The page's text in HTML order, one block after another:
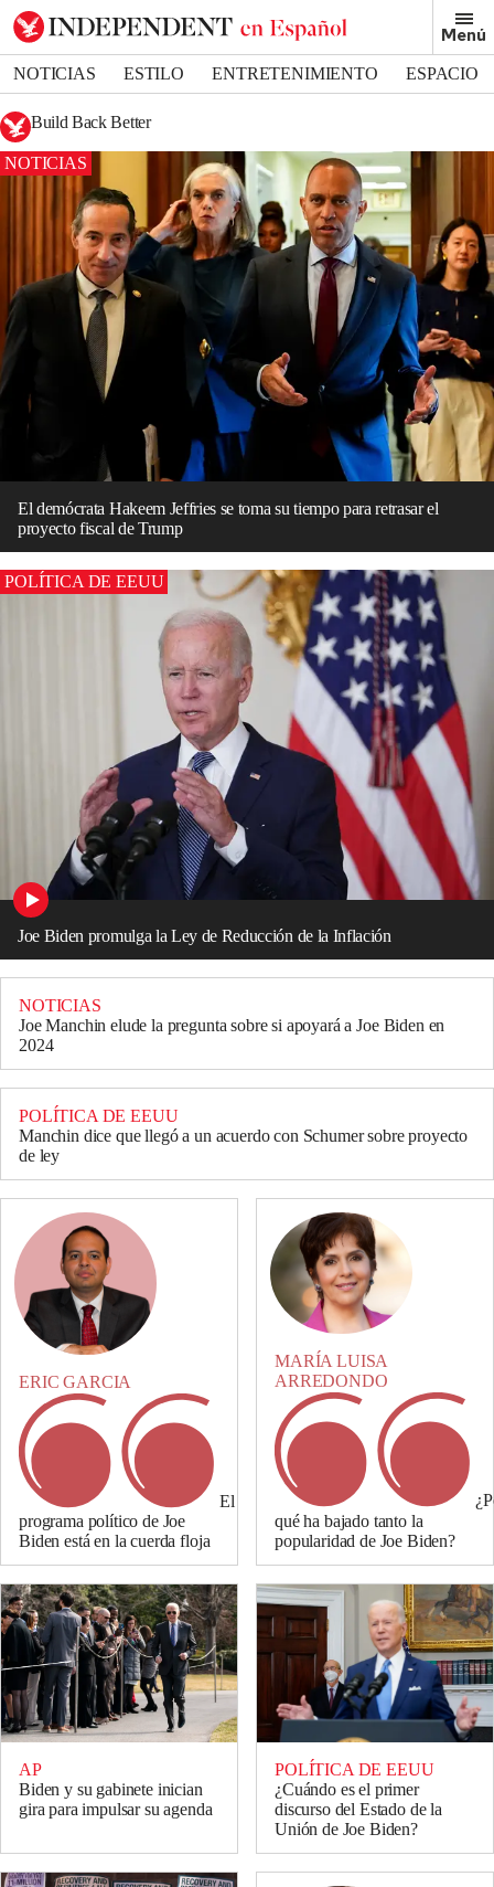
Menú
NOTICIAS ESTILO ENTRETENIMIENTO
ESPACIO
DEPORTES
Build Back Better
NOTICIAS
El demócrata Hakeem Jeffries se toma su tiempo para retrasar el
proyecto fiscal de Trump
POLÍTICA DE EEUU
Joe Biden promulga la Ley de Reducción de la Inflación
NOTICIAS
Joe Manchin elude la pregunta sobre si apoyará a Joe Biden en
2024
POLÍTICA DE EEUU
Manchin dice que llegó a un acuerdo con Schumer sobre proyecto
de ley
ERIC GARCIA
El
programa político de Joe
Biden está en la cuerda floja
MARÍA LUISA
ARREDONDO
qué ha bajado tanto la
popularidad de Joe Biden?
AP
Biden y su gabinete inician
gira para impulsar su agenda
POLÍTICA DE EEUU
¿Cuándo es el primer
discurso del Estado de la
Unión de Joe Biden?